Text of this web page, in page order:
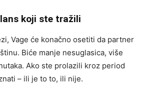
koji ste tražili
Vage će konačno osetiti da partner
Biće manje nesuglasica, više
Ako ste prolazili kroz period
– ili je to to, ili nije.